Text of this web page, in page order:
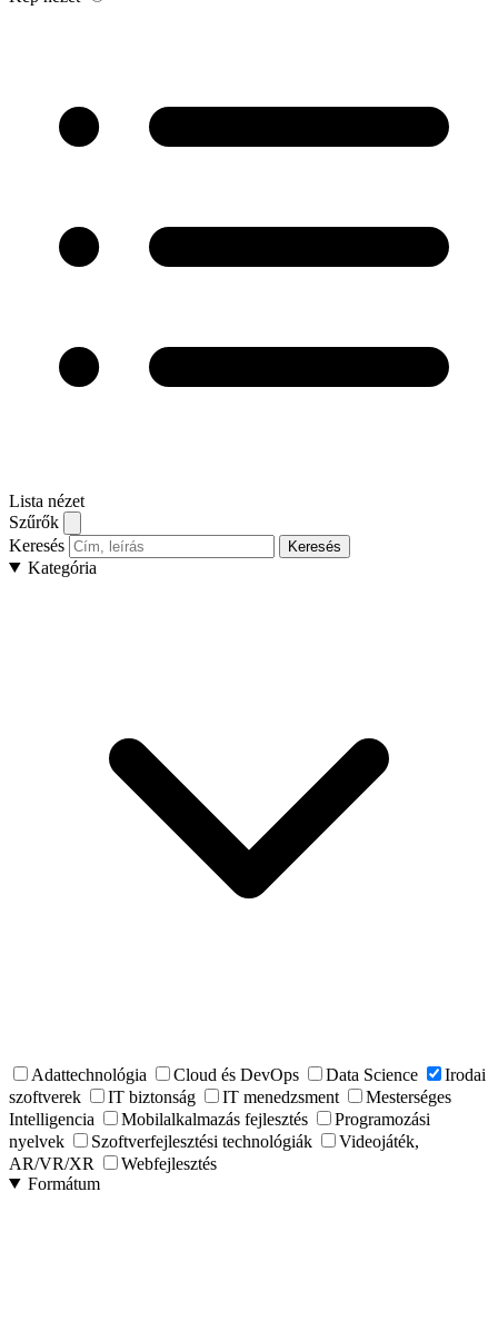
Lista nézet
Szűrők
Keresés
Keresés
Kategória
Adattechnológia Cloud és DevOps Data Science
Irodai
szoftverek
IT biztonság IT menedzsment
Mesterséges
Intelligencia
Mobilalkalmazás fejlesztés
Programozási
nyelvek
Szoftverfejlesztési technológiák
Videojáték,
AR/VR/XR
Webfejlesztés
Formátum